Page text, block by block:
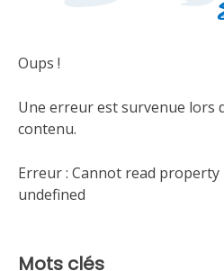
Oups !
Une erreur est survenue lors
contenu.
Erreur : Cannot read property
undefined
Mots clés